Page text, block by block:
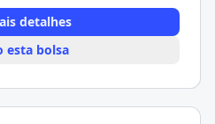
detalhes
esta bolsa